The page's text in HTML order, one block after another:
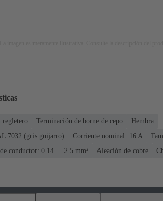
regletero Terminación de borne de cepo
Hembra
7032 (gris guijarro) Corriente nominal: ‌16 A
conductor: 0.14 ... 2.5 mm² Aleación de cobre